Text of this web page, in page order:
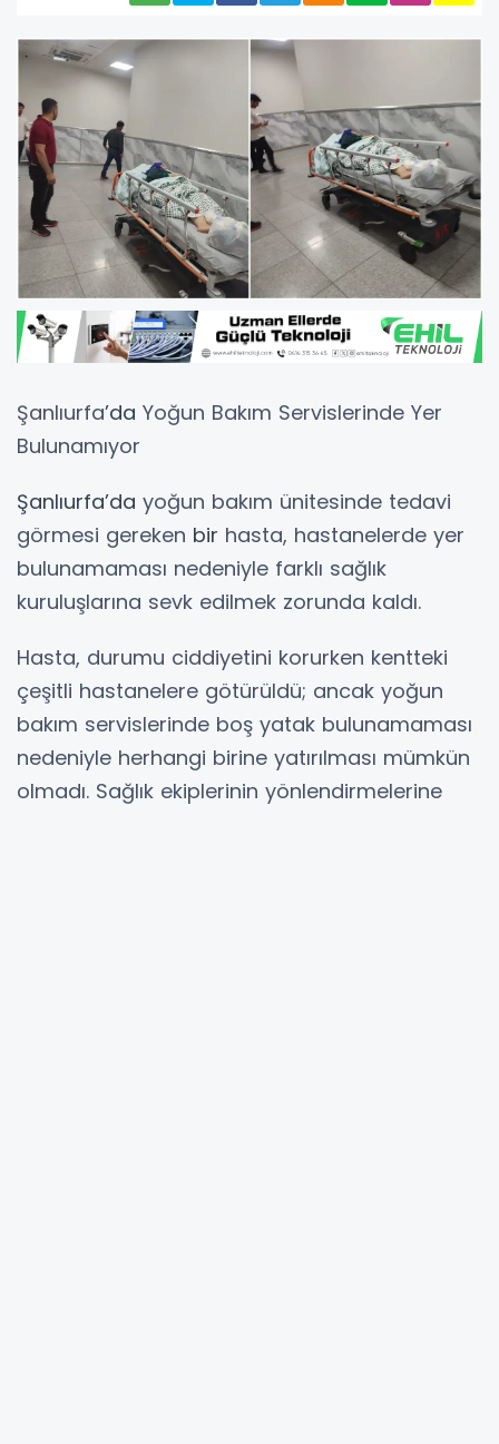
Şanlıurfa’da Yoğun Bakım Servislerinde Yer
Bulunamıyor
Şanlıurfa’da yoğun bakım ünitesinde tedavi
görmesi gereken bir hasta, hastanelerde yer
bulunamaması nedeniyle farklı sağlık
kuruluşlarına sevk edilmek zorunda kaldı.
Hasta, durumu ciddiyetini korurken kentteki
çeşitli hastanelere götürüldü; ancak yoğun
bakım servislerinde boş yatak bulunamaması
nedeniyle herhangi birine yatırılması mümkün
olmadı. Sağlık ekiplerinin yönlendirmelerine